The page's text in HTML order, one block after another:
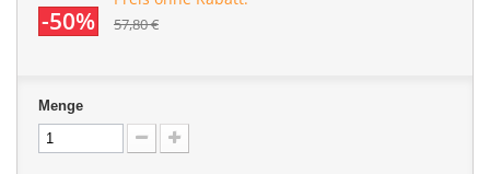
-50% 57,80 €
Menge